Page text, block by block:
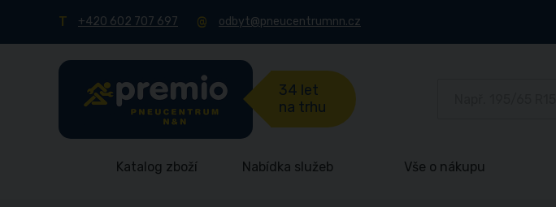
+420 602 707 697 odbyt@pneucentrumnn.cz
34 let
na trhu
Katalog zboží Nabídka služeb Vše o nákupu